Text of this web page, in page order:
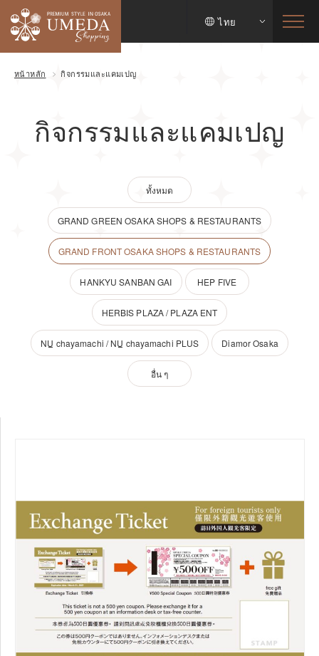
ไทย
หน้าหลัก กิจกรรมและแคมเปญ
กิจกรรมและแคมเปญ
ทั้งหมด
GRAND GREEN OSAKA SHOPS & RESTAURANTS
GRAND FRONT OSAKA SHOPS & RESTAURANTS
HANKYU SANBAN GAI HEP FIVE
HERBIS PLAZA / PLAZA ENT
NU chayamachi /NU chayamachi PLUS Diamor Osaka
อื่น ๆ